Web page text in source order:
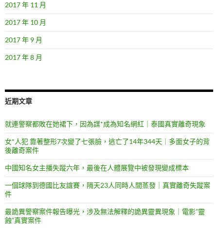
2017 年 11 月
2017 年 10 月
2017 年 9 月
2017 年 8 月
近期文章
就連警察都敗在她裙下，因為謀*成為知名網紅｜泰國真實離奇現象
女*人犯 靠著整形7次變了七張臉，逃亡了14年344天｜多面女子的背
後離奇案件
中國知名女主播失蹤六年，最後在人體展覽中被發現變成標本
一個球隊到德國比友誼賽，隔天23人同時人間蒸發｜真實離奇失蹤案
件
最詭異警察案件報告曝光，涉及無法解釋的詭異靈異現象｜電影”靈
蝕”真實案件